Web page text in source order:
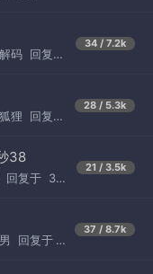
码 回复
34 / 7.2k
狸
回复
28 / 5.3k
38
回复于 3天
21 / 3.5k
回复于 1
37 / 8.7k